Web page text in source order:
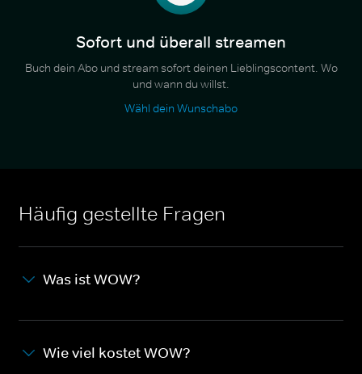
Sofort und überall streamen
Buch dein Abo und stream sofort deinen Lieblingscontent. Wo
und wann du willst.
Wähl dein Wunschabo
Häufig gestellte Fragen
Was ist WOW?
Wie viel kostet WOW?